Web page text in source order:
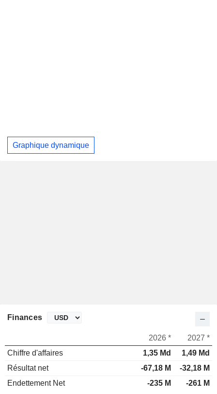
Graphique dynamique
Finances
2026 *
2027 *
Chiffre d'affaires
1,35 Md
1,49 Md
Résultat net
-67,18 M
-32,18 M
Endettement Net
-235 M -261 M